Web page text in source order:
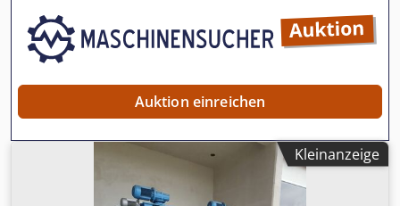
Auktion einreichen
Kleinanzeige